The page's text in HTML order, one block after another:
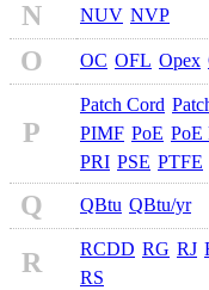
N NUV NVP
O OC OFL Opex
P
Patch Cord
PIMF PoE PoE
PRI PSE PTFE
Q QBtu QBtu/yr
R RCDD RG RJ
RS